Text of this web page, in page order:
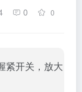
0 0
紧开关，放大